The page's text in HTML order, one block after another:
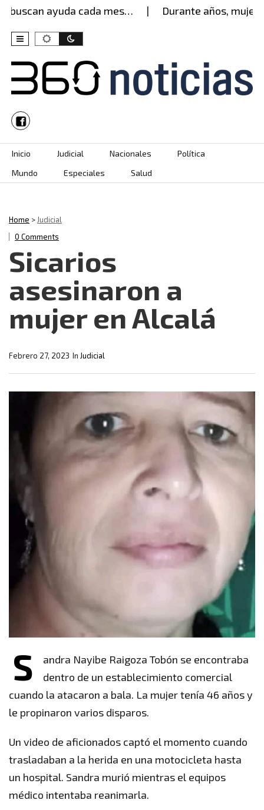
ayuda cada mes… Durante años, mujer
Skip to content
Inicio Judicial Nacionales
Política
Mundo
Especiales Salud
Home >Judicial
0 Comments
Sicarios
asesinaron a
mujer en Alcalá
In Judicial
Febrero 27, 2023
S
andra Nayibe Raigoza Tobón se encontraba
dentro de un establecimiento comercial
cuando la atacaron a bala. La mujer tenía 46 años y
le propinaron varios disparos.
Un video de aficionados captó el momento cuando
trasladaban a la herida en una motocicleta hasta
un hospital. Sandra murió mientras el equipos
médico intentaba reanimarla.